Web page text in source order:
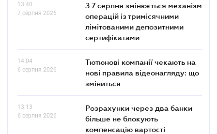
13.40
7 серпня 2026
З 7 серпня змінюється механізм
операцій із тримісячними
лімітованими депозитними
сертифікатами
14.04
6 серпня 2026
Тютюнові компанії чекають на
нові правила відеонагляду: що
зміниться
13.13
6 серпня 2026
Розрахунки через два банки
більше не блокують
компенсацію вартості